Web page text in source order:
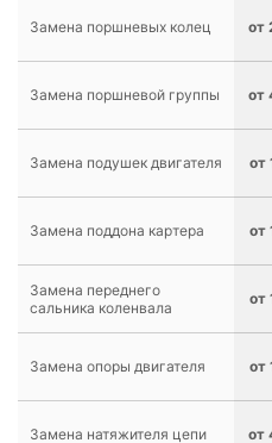
Замена поршневых колец от
Замена поршневой группы от
Замена подушек двигателя от
Замена поддона картера от
Замена переднего
сальника коленвала
от
Замена опоры двигателя от
Замена натяжителя цепи от